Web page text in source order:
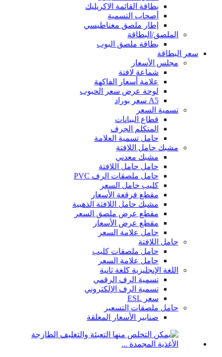
بطاقة القائمة الاكريليك
أصحاب التسمية
إطار ملصق مغناطيسي
الملصق/البطاقة
بطاقة ملصق البوب
سعر البطاقة
مجلس الأسعار
شماعة لافتة
علامة أسعار الفاكهة
لوحة عرض سعر الحبوب
A5 سعر بوراد
تسمية السعر
قطاع البيانات
المتكلم الجرف
حامل تسمية العلامة
مشبك حامل اللافتة
مشبك معدني
حامل حامل اللافتة
حامل ملصقات الرف PVC
كليب حامل السعر
مقطع فرقعة الأسعار
مشبك حامل اللافتة الذهبية
مقطع عرض ملصق السعر
مقطع عرض الأسعار
حامل علامة السعر
حامل اللافتة
حامل ملصقات كليب
حامل علامة السعر
اللغة الإنجليزية كلغة ثانية
تسمية الرف الرقمي
تسمية الرف الإلكتروني
سعر ESL
حامل ملصقات التسعير
صنابير الأسعار المعلقة